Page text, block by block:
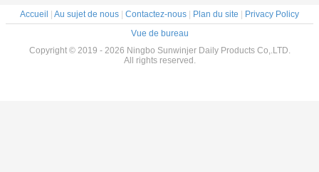
Accueil | Au sujet de nous | Contactez-nous | Plan du site | Privacy Policy
Vue de bureau
Copyright © 2019 - 2026 Ningbo Sunwinjer Daily Products Co,.LTD.
All rights reserved.